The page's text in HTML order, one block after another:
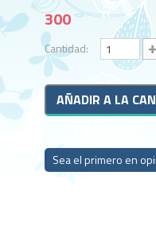
300
Cantidad:
Sea el primero en